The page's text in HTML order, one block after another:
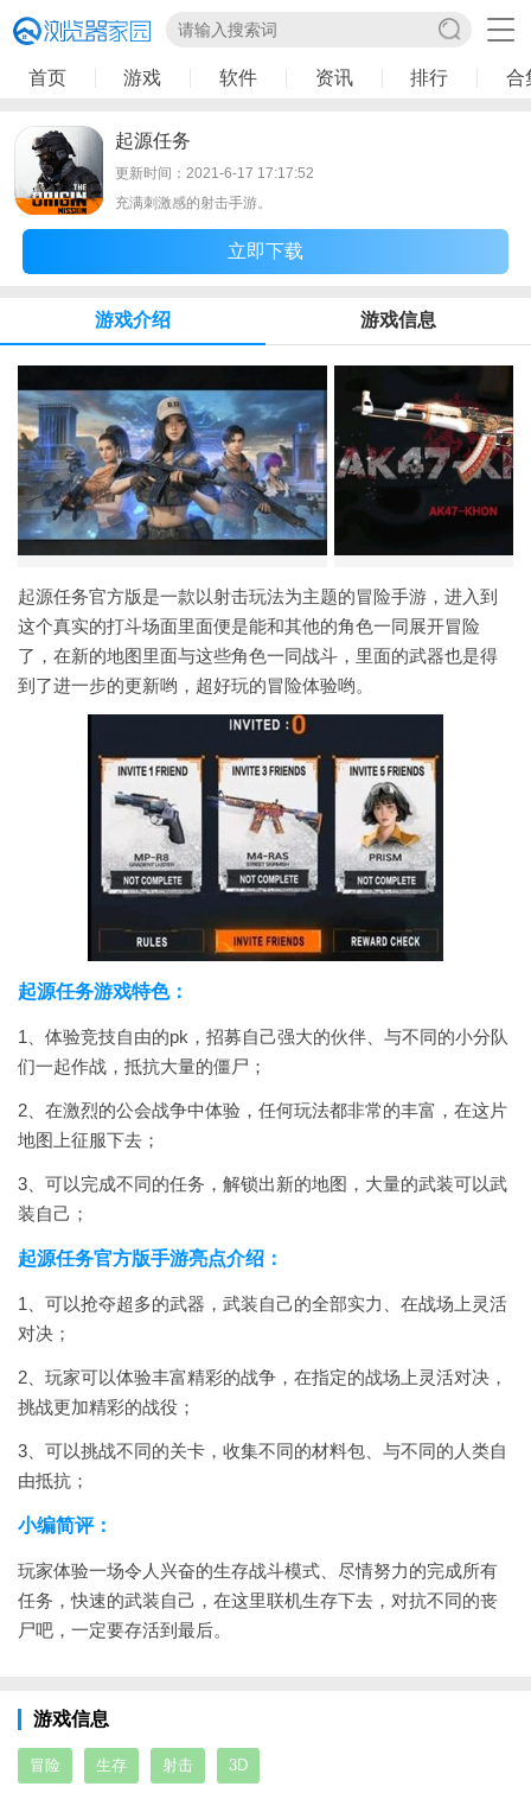
首页 游戏 软件 资讯 排行 合
起源任务
更新时间：2021-6-17 17:17:52
充满刺激感的射击手游。
立即下载
游戏介绍 游戏信息
起源任务官方版是一款以射击玩法为主题的冒险手游，进入到
这个真实的打斗场面里面便是能和其他的角色一同展开冒险
了，在新的地图里面与这些角色一同战斗，里面的武器也是得
到了进一步的更新哟，超好玩的冒险体验哟。
起源任务游戏特色：
1、体验竞技自由的pk，招募自己强大的伙伴、与不同的小分队
们一起作战，抵抗大量的僵尸；
2、在激烈的公会战争中体验，任何玩法都非常的丰富，在这片
地图上征服下去；
3、可以完成不同的任务，解锁出新的地图，大量的武装可以武
装自己；
起源任务官方版手游亮点介绍：
1、可以抢夺超多的武器，武装自己的全部实力、在战场上灵活
对决；
2、玩家可以体验丰富精彩的战争，在指定的战场上灵活对决，
挑战更加精彩的战役；
3、可以挑战不同的关卡，收集不同的材料包、与不同的人类自
由抵抗；
小编简评：
玩家体验一场令人兴奋的生存战斗模式、尽情努力的完成所有
任务，快速的武装自己，在这里联机生存下去，对抗不同的丧
尸吧，一定要存活到最后。
游戏信息
冒险 生存 射击 3D